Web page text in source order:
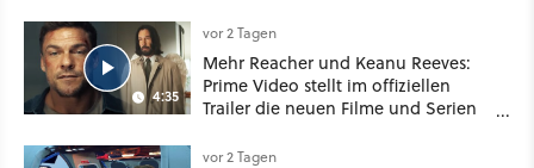
4:35
vor 2 Tagen
Mehr Reacher und Keanu Reeves:
Prime Video stellt im offiziellen
Trailer die neuen Filme und Serien
vor 2 Tagen